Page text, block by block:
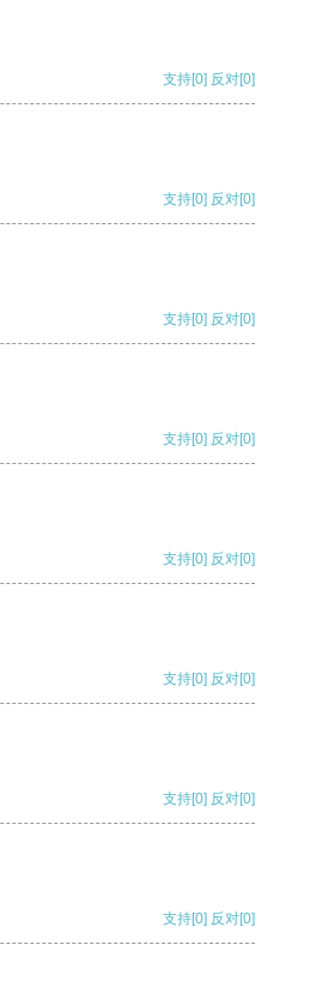
支持[0] 反对[0]
支持[0] 反对[0]
支持[0] 反对[0]
支持[0] 反对[0]
支持[0] 反对[0]
支持[0] 反对[0]
支持[0] 反对[0]
支持[0] 反对[0]